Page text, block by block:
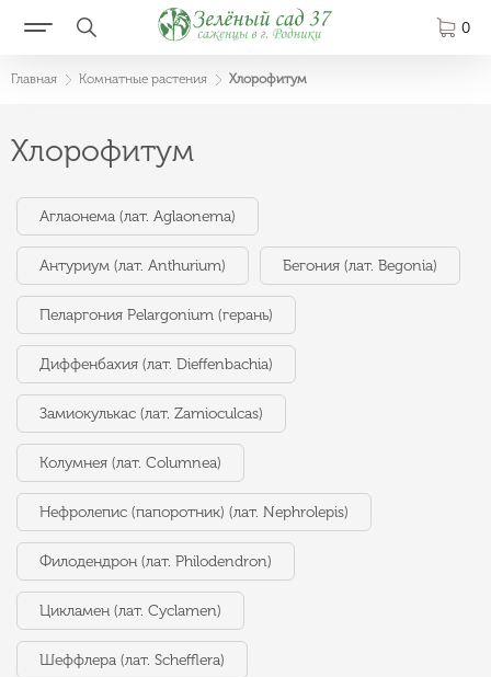
0
Главная Комнатные растения Хлорофитум
Хлорофитум
Аглаонема (лат. Aglaonema)
Антуриум (лат. Anthurium) Бегония (лат. Begonia)
Пеларгония Pelargonium (герань)
Диффенбахия (лат. Dieffenbachia)
Замиокулькас (лат. Zamioculcas)
Колумнея (лат. Columnea)
Нефролепис (папоротник) (лат. Nephrolepis)
Филодендрон (лат. Philodendron)
Цикламен (лат. Cyclamen)
Шеффлера (лат. Schefflera)